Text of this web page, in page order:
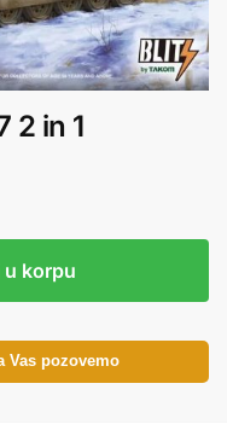
2 in 1
u korpu
Vas pozovemo